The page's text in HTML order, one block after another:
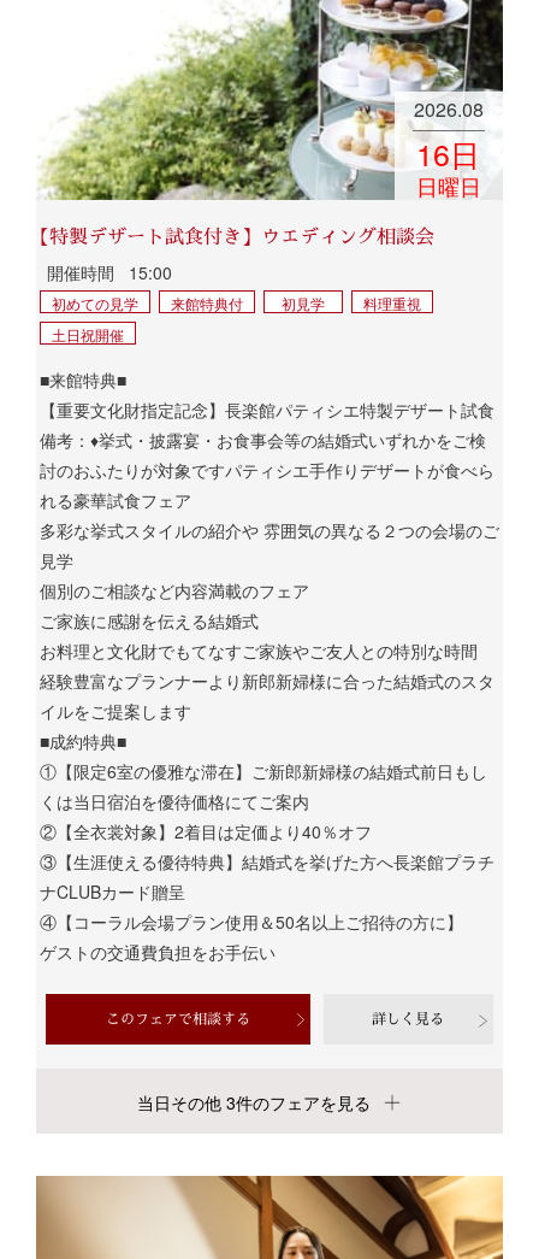
2026.08
16日
日曜日
【特製デザート試食付き】ウエディング相談会
開催時間 15:00
初めての見学 来館特典付 初見学
料理重視
土日祝開催
■来館特典■
【重要文化財指定記念】長楽館パティシエ特製デザート試食
備考：♦挙式・披露宴・お食事会等の結婚式いずれかをご検
討のおふたりが対象ですパティシエ手作りデザートが食べら
れる豪華試食フェア
多彩な挙式スタイルの紹介や 雰囲気の異なる２つの会場のご
見学
個別のご相談など内容満載のフェア
ご家族に感謝を伝える結婚式
お料理と文化財でもてなすご家族やご友人との特別な時間
経験豊富なプランナーより新郎新婦様に合った結婚式のスタ
イルをご提案します
■成約特典■
①【限定6室の優雅な滞在】ご新郎新婦様の結婚式前日もし
くは当日宿泊を優待価格にてご案内
②【全衣裳対象】2着目は定価より40％オフ
③【生涯使える優待特典】結婚式を挙げた方へ長楽館プラチ
ナCLUBカード贈呈
④【コーラル会場プラン使用＆50名以上ご招待の方に】
ゲストの交通費負担をお手伝い
このフェアで相談する 詳しく見る
当日その他 3件のフェアを見る